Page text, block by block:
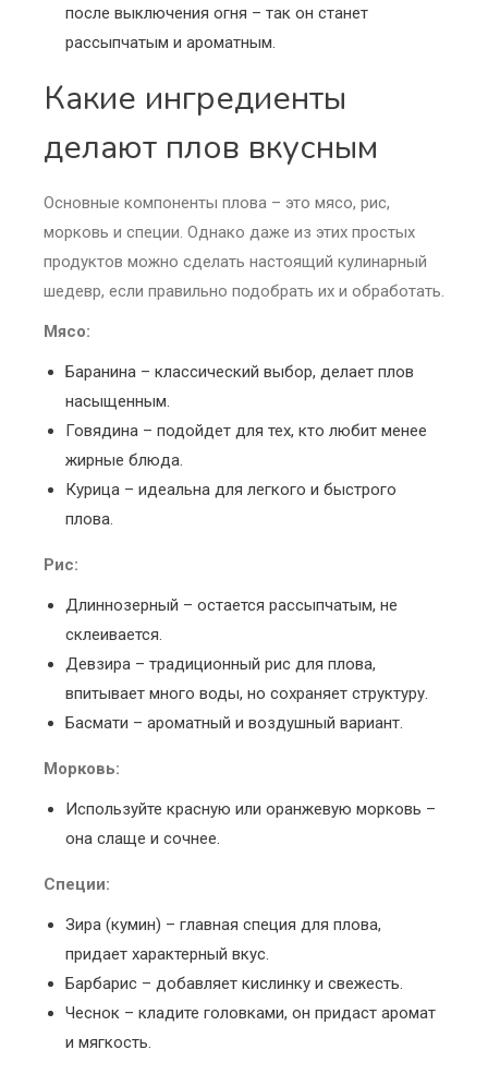
после выключения огня – так он станет
рассыпчатым и ароматным.
Какие ингредиенты
делают плов вкусным
Основные компоненты плова – это мясо, рис,
морковь и специи. Однако даже из этих простых
продуктов можно сделать настоящий кулинарный
шедевр, если правильно подобрать их и обработать.
Мясо:
Баранина – классический выбор, делает плов
насыщенным.
Говядина – подойдет для тех, кто любит менее
жирные блюда.
Курица – идеальна для легкого и быстрого
плова.
Рис:
Длиннозерный – остается рассыпчатым, не
склеивается.
Девзира – традиционный рис для плова,
впитывает много воды, но сохраняет структуру.
Басмати – ароматный и воздушный вариант.
Морковь:
Используйте красную или оранжевую морковь –
она слаще и сочнее.
Специи:
Зира (кумин) – главная специя для плова,
придает характерный вкус.
Барбарис – добавляет кислинку и свежесть.
Чеснок – кладите головками, он придаст аромат
и мягкость.